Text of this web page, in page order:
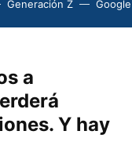
Generación Z
a
Y hay